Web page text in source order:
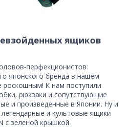
ящиков
перфекционистов:
японского бренда в нашем
роскошным! К нам поступили
рюкзаки и сопутствующие
и произведенные в Японии. Ну и
и культовые ящики
с зеленой крышкой.